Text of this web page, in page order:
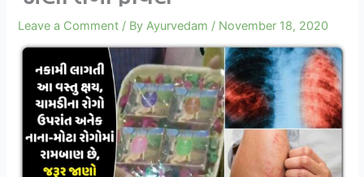
Leave a Comment / ByAyurvedam / November 18, 2020